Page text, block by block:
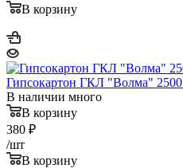
В корзину
Гипсокартон ГКЛ "Волма"
В наличии много
В корзину
380 ₽
/шт
В корзину